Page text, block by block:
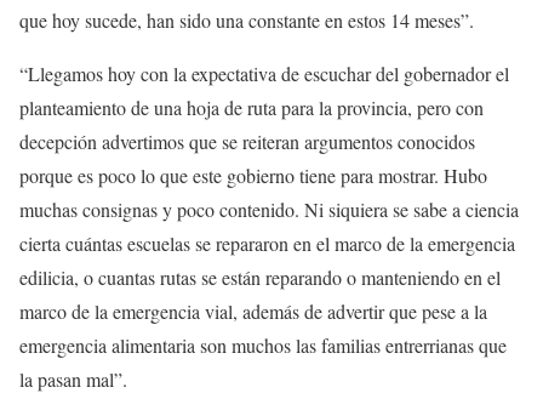
que hoy sucede, han sido una constante en estos 14 meses”.
“Llegamos hoy con la expectativa de escuchar del gobernador el
planteamiento de una hoja de ruta para la provincia, pero con
decepción advertimos que se reiteran argumentos conocidos
porque es poco lo que este gobierno tiene para mostrar. Hubo
muchas consignas y poco contenido. Ni siquiera se sabe a ciencia
cierta cuántas escuelas se repararon en el marco de la emergencia
edilicia, o cuantas rutas se están reparando o manteniendo en el
marco de la emergencia vial, además de advertir que pese a la
emergencia alimentaria son muchos las familias entrerrianas que
la pasan mal”.